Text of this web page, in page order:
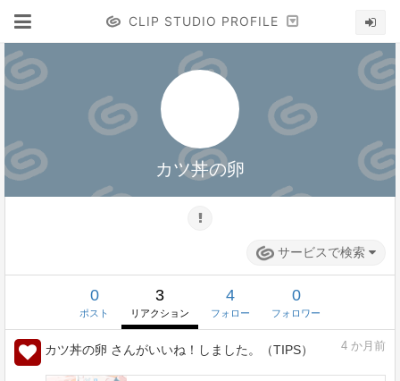
CLIP STUDIO PROFILE
カツ丼の卵
サービスで検索
0
ポスト
3
リアクション
4
フォロー
0
フォロワー
カツ丼の卵 さんがいいね！しました。（TIPS） 4 か月前